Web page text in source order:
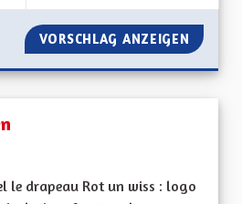
VORSCHLAG ANZEIGEN NE
le drapeau Rot un wiss : logo